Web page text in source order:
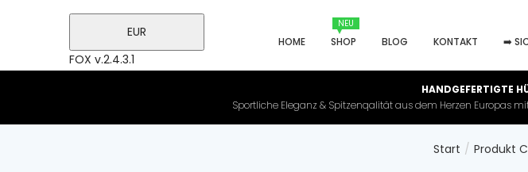
EUR
FOX v.2.4.3.1
HOME
NEU
SHOP BLOG KONTAKT ➡️
HANDGEFERTIGTE
Sportliche Eleganz & Spitzenqalität aus dem Herzen Europas
Start Produkt